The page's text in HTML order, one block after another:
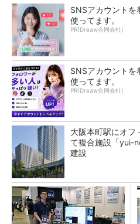
SNSアカウントを
使ってます。
PR(Dreaw合同会社)
SNSアカウントを
使ってます。
PR(Dreaw合同会社)
大阪本町駅にオフ
て複合施設「yui-
建設